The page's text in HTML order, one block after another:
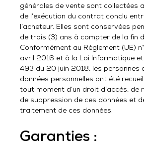
générales de vente sont collectées
de l’exécution du contrat conclu
l’acheteur. Elles sont conservées
de trois (3) ans à compter de la fin
Conformément au Règlement (UE)
avril 2016 et à la Loi Informatique
493 du 20 juin 2018, les personnes
données personnelles ont été
tout moment d’un droit d’accès, de
de suppression de ces données et
traitement de ces données.
Garanties :